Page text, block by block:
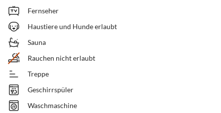
Fernseher
Haustiere und Hunde erlaubt
Sauna
Rauchen nicht erlaubt
Treppe
Geschirrspüler
Waschmaschine